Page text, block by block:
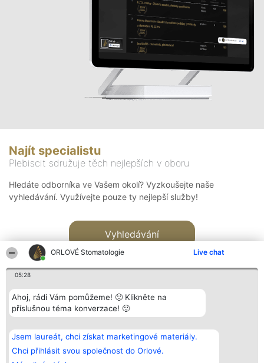
ORLOVÉ Stomatologie Live chat
05:28
Ahoj, rádi Vám pomůžeme! 🙂 Klikněte na
příslušnou téma konverzace! 🙂
Jsem laureát, chci získat marketingové materiály.
Chci přihlásit svou společnost do Orlové.
Najít specialistu
Plebiscit sdružuje těch nejlepších v oboru
Hledáte odborníka ve Vašem okolí? Vyzkoušejte naše
vyhledávání. Využívejte pouze ty nejlepší služby!
Vyhledávání
Bright Side Solutions sp. z o.
o. sp. k.
ul. Ruska 22
Wrocław 50-079
Vítězové
Seznam všech
laureátů
Zásady
Kontakt